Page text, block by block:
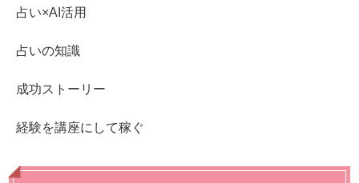
占い×AI活用
占いの知識
成功ストーリー
経験を講座にして稼ぐ